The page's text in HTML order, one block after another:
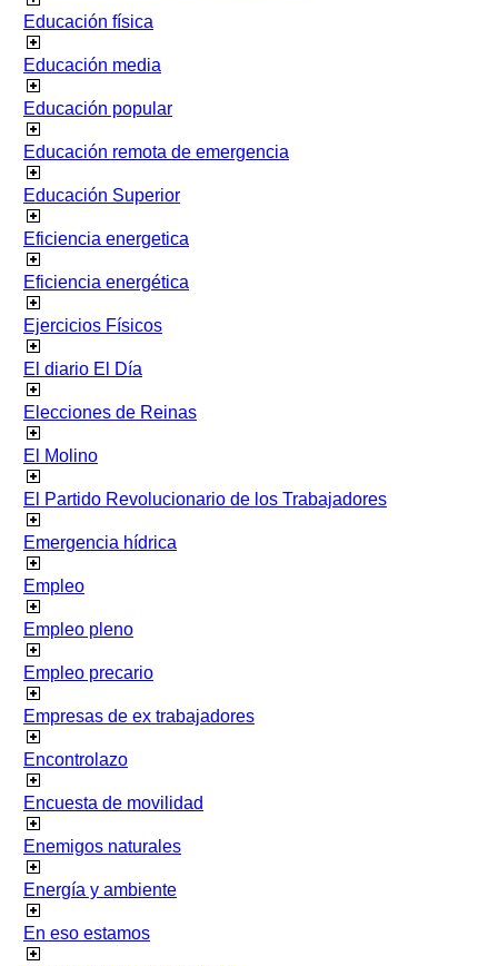
Educación física
Educación media
Educación popular
Educación remota de emergencia
Educación Superior
Eficiencia energetica
Eficiencia energética
Ejercicios Físicos
El diario El Día
Elecciones de Reinas
El Molino
El Partido Revolucionario de los Trabajadores
Emergencia hídrica
Empleo
Empleo pleno
Empleo precario
Empresas de ex trabajadores
Encontrolazo
Encuesta de movilidad
Enemigos naturales
Energía y ambiente
En eso estamos